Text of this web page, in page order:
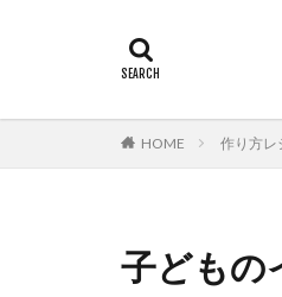
HOME 作り方レ
子どもの